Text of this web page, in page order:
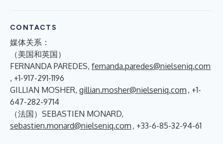
CONTACTS
媒体关系：
（美国和英国）
FERNANDA PAREDES, fernanda.paredes@nielseniq.com
, +1-917-291-1196
GILLIAN MOSHER, gillian.mosher@nielseniq.com , +1-
647-282-9714
（法国）SEBASTIEN MONARD,
sebastien.monard@nielseniq.com , +33-6-85-32-94-61